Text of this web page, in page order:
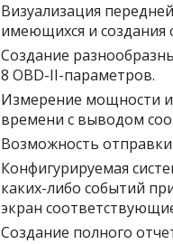
Визуализация
имеющихся и создания
Создание
8 OBD-II-параметров.
Измерение мощности
времени с выводом
Возможность
Конфигурируемая
каких-либо событий
экран
Создание полного